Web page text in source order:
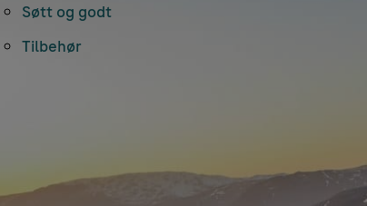
Søtt og godt
Tilbehør